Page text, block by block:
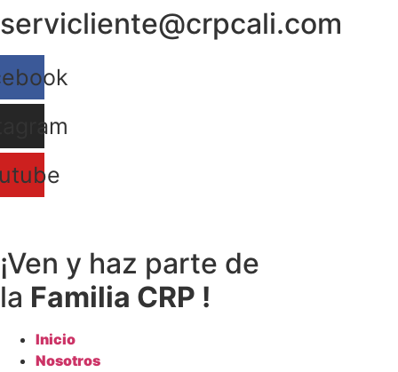
Ir
al
contenido
servicliente@crpcali.com
¡Ven y haz parte de
la Familia CRP !
Inicio
Nosotros